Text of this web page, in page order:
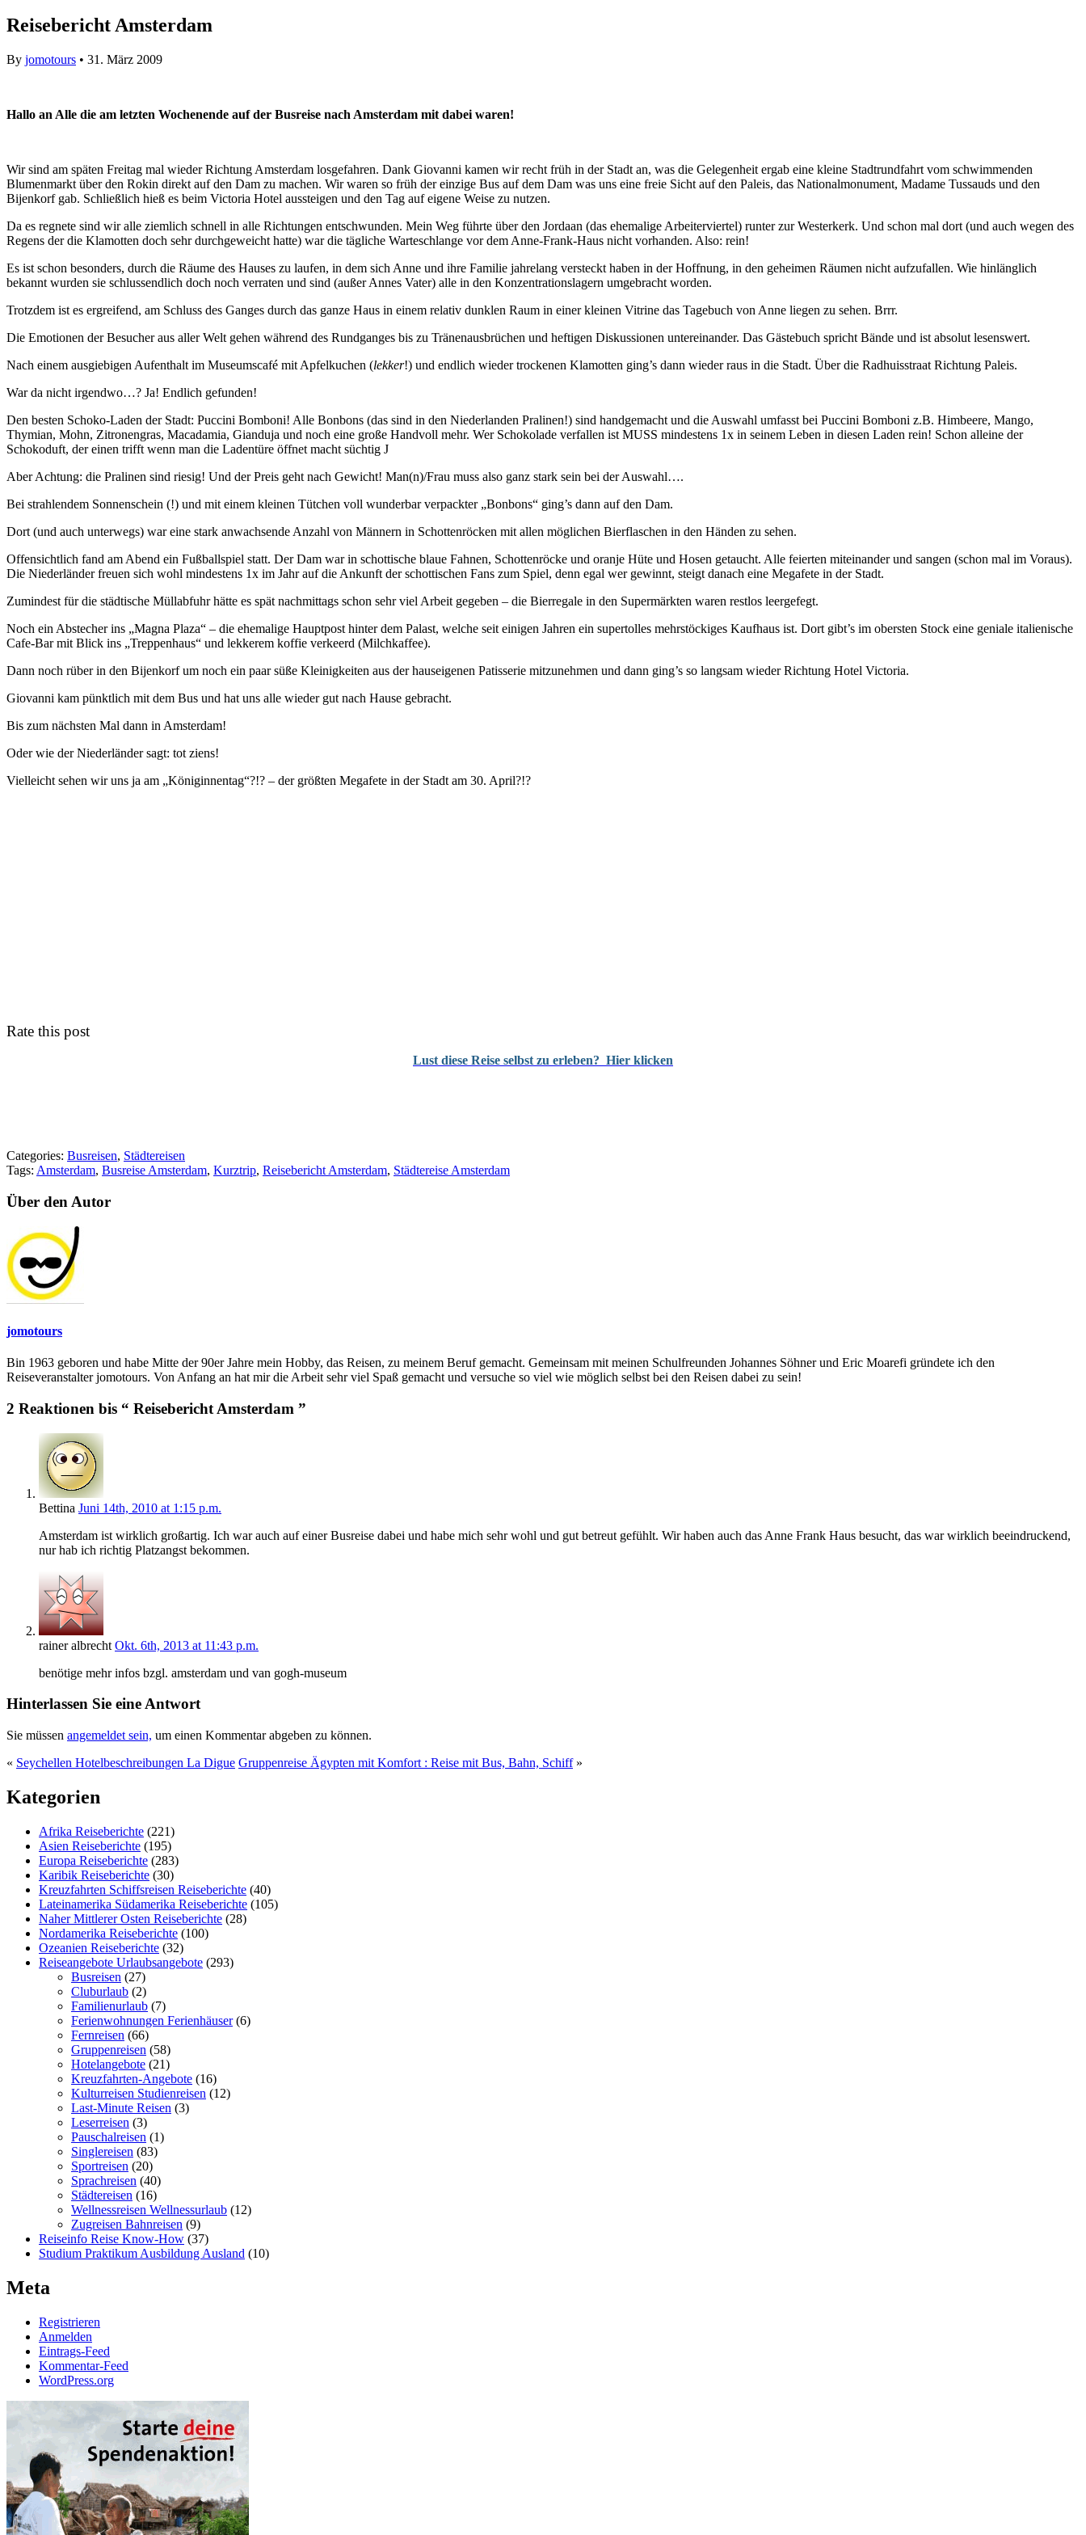
Reisebericht Amsterdam
By jomotours • 31. März 2009
Hallo an Alle die am letzten Wochenende auf der Busreise nach Amsterdam mit dabei waren!
Wir sind am späten Freitag mal wieder Richtung Amsterdam losgefahren. Dank Giovanni kamen wir recht früh in der Stadt an, was die Gelegenheit ergab eine kleine Stadtrundfahrt vom schwimmenden
Blumenmarkt über den Rokin direkt auf den Dam zu machen. Wir waren so früh der einzige Bus auf dem Dam was uns eine freie Sicht auf den Paleis, das Nationalmonument, Madame Tussauds und den
Bijenkorf gab. Schließlich hieß es beim Victoria Hotel aussteigen und den Tag auf eigene Weise zu nutzen.
Da es regnete sind wir alle ziemlich schnell in alle Richtungen entschwunden. Mein Weg führte über den Jordaan (das ehemalige Arbeiterviertel) runter zur Westerkerk. Und schon mal dort (und auch wegen des
Regens der die Klamotten doch sehr durchgeweicht hatte) war die tägliche Warteschlange vor dem Anne-Frank-Haus nicht vorhanden. Also: rein!
Es ist schon besonders, durch die Räume des Hauses zu laufen, in dem sich Anne und ihre Familie jahrelang versteckt haben in der Hoffnung, in den geheimen Räumen nicht aufzufallen. Wie hinlänglich
bekannt wurden sie schlussendlich doch noch verraten und sind (außer Annes Vater) alle in den Konzentrationslagern umgebracht worden.
Trotzdem ist es ergreifend, am Schluss des Ganges durch das ganze Haus in einem relativ dunklen Raum in einer kleinen Vitrine das Tagebuch von Anne liegen zu sehen. Brrr.
Die Emotionen der Besucher aus aller Welt gehen während des Rundganges bis zu Tränenausbrüchen und heftigen Diskussionen untereinander. Das Gästebuch spricht Bände und ist absolut lesenswert.
Nach einem ausgiebigen Aufenthalt im Museumscafé mit Apfelkuchen (lekker!) und endlich wieder trockenen Klamotten ging’s dann wieder raus in die Stadt. Über die Radhuisstraat Richtung Paleis.
War da nicht irgendwo…? Ja! Endlich gefunden!
Den besten Schoko-Laden der Stadt: Puccini Bomboni! Alle Bonbons (das sind in den Niederlanden Pralinen!) sind handgemacht und die Auswahl umfasst bei Puccini Bomboni z.B. Himbeere, Mango,
Thymian, Mohn, Zitronengras, Macadamia, Gianduja und noch eine große Handvoll mehr. Wer Schokolade verfallen ist MUSS mindestens 1x in seinem Leben in diesen Laden rein! Schon alleine der
Schokoduft, der einen trifft wenn man die Ladentüre öffnet macht süchtig J
Aber Achtung: die Pralinen sind riesig! Und der Preis geht nach Gewicht! Man(n)/Frau muss also ganz stark sein bei der Auswahl….
Bei strahlendem Sonnenschein (!) und mit einem kleinen Tütchen voll wunderbar verpackter „Bonbons“ ging’s dann auf den Dam.
Dort (und auch unterwegs) war eine stark anwachsende Anzahl von Männern in Schottenröcken mit allen möglichen Bierflaschen in den Händen zu sehen.
Offensichtlich fand am Abend ein Fußballspiel statt. Der Dam war in schottische blaue Fahnen, Schottenröcke und oranje Hüte und Hosen getaucht. Alle feierten miteinander und sangen (schon mal im Voraus).
Die Niederländer freuen sich wohl mindestens 1x im Jahr auf die Ankunft der schottischen Fans zum Spiel, denn egal wer gewinnt, steigt danach eine Megafete in der Stadt.
Zumindest für die städtische Müllabfuhr hätte es spät nachmittags schon sehr viel Arbeit gegeben – die Bierregale in den Supermärkten waren restlos leergefegt.
Noch ein Abstecher ins „Magna Plaza“ – die ehemalige Hauptpost hinter dem Palast, welche seit einigen Jahren ein supertolles mehrstöckiges Kaufhaus ist. Dort gibt’s im obersten Stock eine geniale italienische
Cafe-Bar mit Blick ins „Treppenhaus“ und lekkerem koffie verkeerd (Milchkaffee).
Dann noch rüber in den Bijenkorf um noch ein paar süße Kleinigkeiten aus der hauseigenen Patisserie mitzunehmen und dann ging’s so langsam wieder Richtung Hotel Victoria.
Giovanni kam pünktlich mit dem Bus und hat uns alle wieder gut nach Hause gebracht.
Bis zum nächsten Mal dann in Amsterdam!
Oder wie der Niederländer sagt: tot ziens!
Vielleicht sehen wir uns ja am „Königinnentag“?!? – der größten Megafete in der Stadt am 30. April?!?
Rate this post
Lust diese Reise selbst zu erleben? Hier klicken
Categories: Busreisen, Städtereisen
Tags: Amsterdam, Busreise Amsterdam, Kurztrip, Reisebericht Amsterdam, Städtereise Amsterdam
Über den Autor
jomotours
Bin 1963 geboren und habe Mitte der 90er Jahre mein Hobby, das Reisen, zu meinem Beruf gemacht. Gemeinsam mit meinen Schulfreunden Johannes Söhner und Eric Moarefi gründete ich den
Reiseveranstalter jomotours. Von Anfang an hat mir die Arbeit sehr viel Spaß gemacht und versuche so viel wie möglich selbst bei den Reisen dabei zu sein!
2 Reaktionen bis “ Reisebericht Amsterdam ”
Bettina Juni 14th, 2010 at 1:15 p.m.
Amsterdam ist wirklich großartig. Ich war auch auf einer Busreise dabei und habe mich sehr wohl und gut betreut gefühlt. Wir haben auch das Anne Frank Haus besucht, das war wirklich beeindruckend,
nur hab ich richtig Platzangst bekommen.
rainer albrecht Okt. 6th, 2013 at 11:43 p.m.
benötige mehr infos bzgl. amsterdam und van gogh-museum
Hinterlassen Sie eine Antwort
Sie müssen angemeldet sein, um einen Kommentar abgeben zu können.
« Seychellen Hotelbeschreibungen La Digue Gruppenreise Ägypten mit Komfort : Reise mit Bus, Bahn, Schiff»
Kategorien
Afrika Reiseberichte (221)
Asien Reiseberichte (195)
Europa Reiseberichte (283)
Karibik Reiseberichte (30)
Kreuzfahrten Schiffsreisen Reiseberichte (40)
Lateinamerika Südamerika Reiseberichte (105)
Naher Mittlerer Osten Reiseberichte (28)
Nordamerika Reiseberichte (100)
Ozeanien Reiseberichte (32)
Reiseangebote Urlaubsangebote (293)
Busreisen (27)
Cluburlaub (2)
Familienurlaub (7)
Ferienwohnungen Ferienhäuser(6)
Fernreisen (66)
Gruppenreisen (58)
Hotelangebote (21)
Kreuzfahrten-Angebote (16)
Kulturreisen Studienreisen (12)
Last-Minute Reisen (3)
Leserreisen (3)
Pauschalreisen (1)
Singlereisen (83)
Sportreisen (20)
Sprachreisen (40)
Städtereisen (16)
Wellnessreisen Wellnessurlaub (12)
Zugreisen Bahnreisen (9)
Reiseinfo Reise Know-How (37)
Studium Praktikum Ausbildung Ausland (10)
Meta
Registrieren
Anmelden
Eintrags-Feed
Kommentar-Feed
WordPress.org